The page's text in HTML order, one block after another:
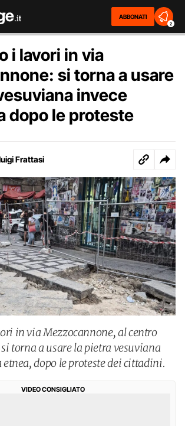
ABBONATI
2
i lavori in via
si torna a usare
invece
dopo le proteste
Frattasi
in via Mezzocannone, al centro
torna a usare la pietra vesuviana
dopo le proteste dei cittadini.
VIDEO CONSIGLIATO